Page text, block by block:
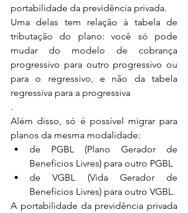
portabilidade da previdência privada.
Uma delas tem relação à tabela de
tributação do plano: você só pode
mudar do modelo de cobrança
progressivo para outro progressivo ou
para o regressivo, e não da tabela
regressiva para a progressiva
.
Além disso, só é possível migrar para
planos da mesma modalidade:
de PGBL (Plano Gerador de
Benefícios Livres) para outro PGBL
de VGBL (Vida Gerador de
Benefícios Livres) para outro VGBL.
A portabilidade da previdência privada